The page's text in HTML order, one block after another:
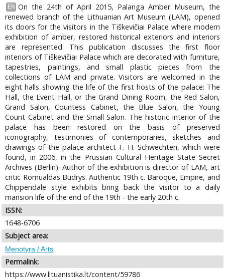
EN
On the 24th of April 2015, Palanga Amber Museum, the
renewed branch of the Lithuanian Art Museum (LAM), opened
its doors for the visitors in the Tiškevičiai Palace where modern
exhibition of amber, restored historical exteriors and interiors
are represented. This publication discusses the first floor
interiors of Tiškevičiai Palace which are decorated with furniture,
tapestries, paintings, and small plastic pieces from the
collections of LAM and private. Visitors are welcomed in the
eight halls showing the life of the first hosts of the palace: The
Hall, the Event Hall, or the Grand Dining Room, the Red Salon,
Grand Salon, Countess Cabinet, the Blue Salon, the Young
Count Cabinet and the Small Salon. The historic interior of the
palace has been restored on the basis of preserved
iconography, testimonies of contemporaries, sketches and
drawings of the palace architect F. H. Schwechten, which were
found, in 2006, in the Prussian Cultural Heritage State Secret
Archives (Berlin). Author of the exhibition is director of LAM, art
critic Romualdas Budrys. Authentic 19th c. Baroque, Empire, and
Chippendale style exhibits bring back the visitor to a daily
mansion life of the end of the 19th - the early 20th c.
ISSN:
1648-6706
Subject area:
Menotyra / Arts
Permalink:
https://www.lituanistika.lt/content/59786